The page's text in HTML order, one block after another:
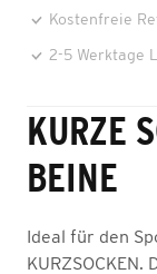
Kostenfreie
2-5 Werktage
KURZE
BEINE
Ideal für den